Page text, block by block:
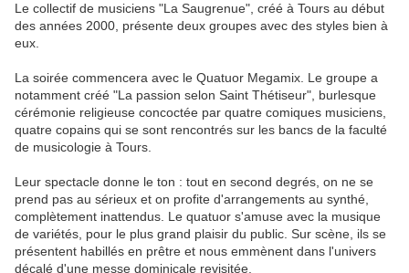
Le collectif de musiciens "La Saugrenue", créé à Tours au début
des années 2000, présente deux groupes avec des styles bien à
eux.
La soirée commencera avec le Quatuor Megamix. Le groupe a
notamment créé "La passion selon Saint Thétiseur", burlesque
cérémonie religieuse concoctée par quatre comiques musiciens,
quatre copains qui se sont rencontrés sur les bancs de la faculté
de musicologie à Tours.
Leur spectacle donne le ton : tout en second degrés, on ne se
prend pas au sérieux et on profite d'arrangements au synthé,
complètement inattendus. Le quatuor s'amuse avec la musique
de variétés, pour le plus grand plaisir du public. Sur scène, ils se
présentent habillés en prêtre et nous emmènent dans l'univers
décalé d'une messe dominicale revisitée.